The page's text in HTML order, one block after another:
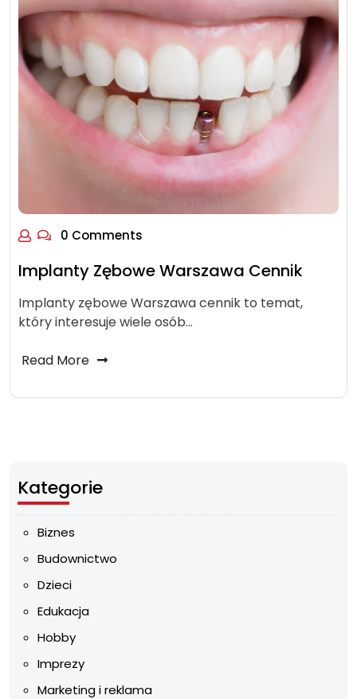
0 Comments
Implanty Zębowe Warszawa Cennik
Implanty zębowe Warszawa cennik to temat,
który interesuje wiele osób…
Read More
Kategorie
Biznes
Budownictwo
Dzieci
Edukacja
Hobby
Imprezy
Marketing i reklama